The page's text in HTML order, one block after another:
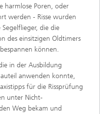
harmlose Poren, oder
werden - Risse wurden
die die
des einsitzigen Oldtimers
können.
in der Ausbildung
anwenden konnte,
für die Rissprüfung
unter Nicht-
Weg bekam und